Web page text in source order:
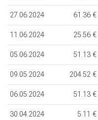
27.06.2024 61.36 €
11.06.2024 25.56 €
05.06.2024 51.13 €
09.05.2024 204.52 €
06.05.2024 51.13 €
30.04.2024 5.11 €